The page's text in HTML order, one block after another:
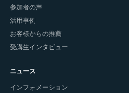
参加者の声
活用事例
お客様からの推薦
受講生インタビュー
ニュース
インフォメーション